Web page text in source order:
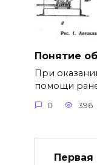
Понятие
При
помощи
0 396